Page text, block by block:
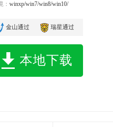
： winxp/win7/win8/win10/
金山通过 瑞星通过
本地下载